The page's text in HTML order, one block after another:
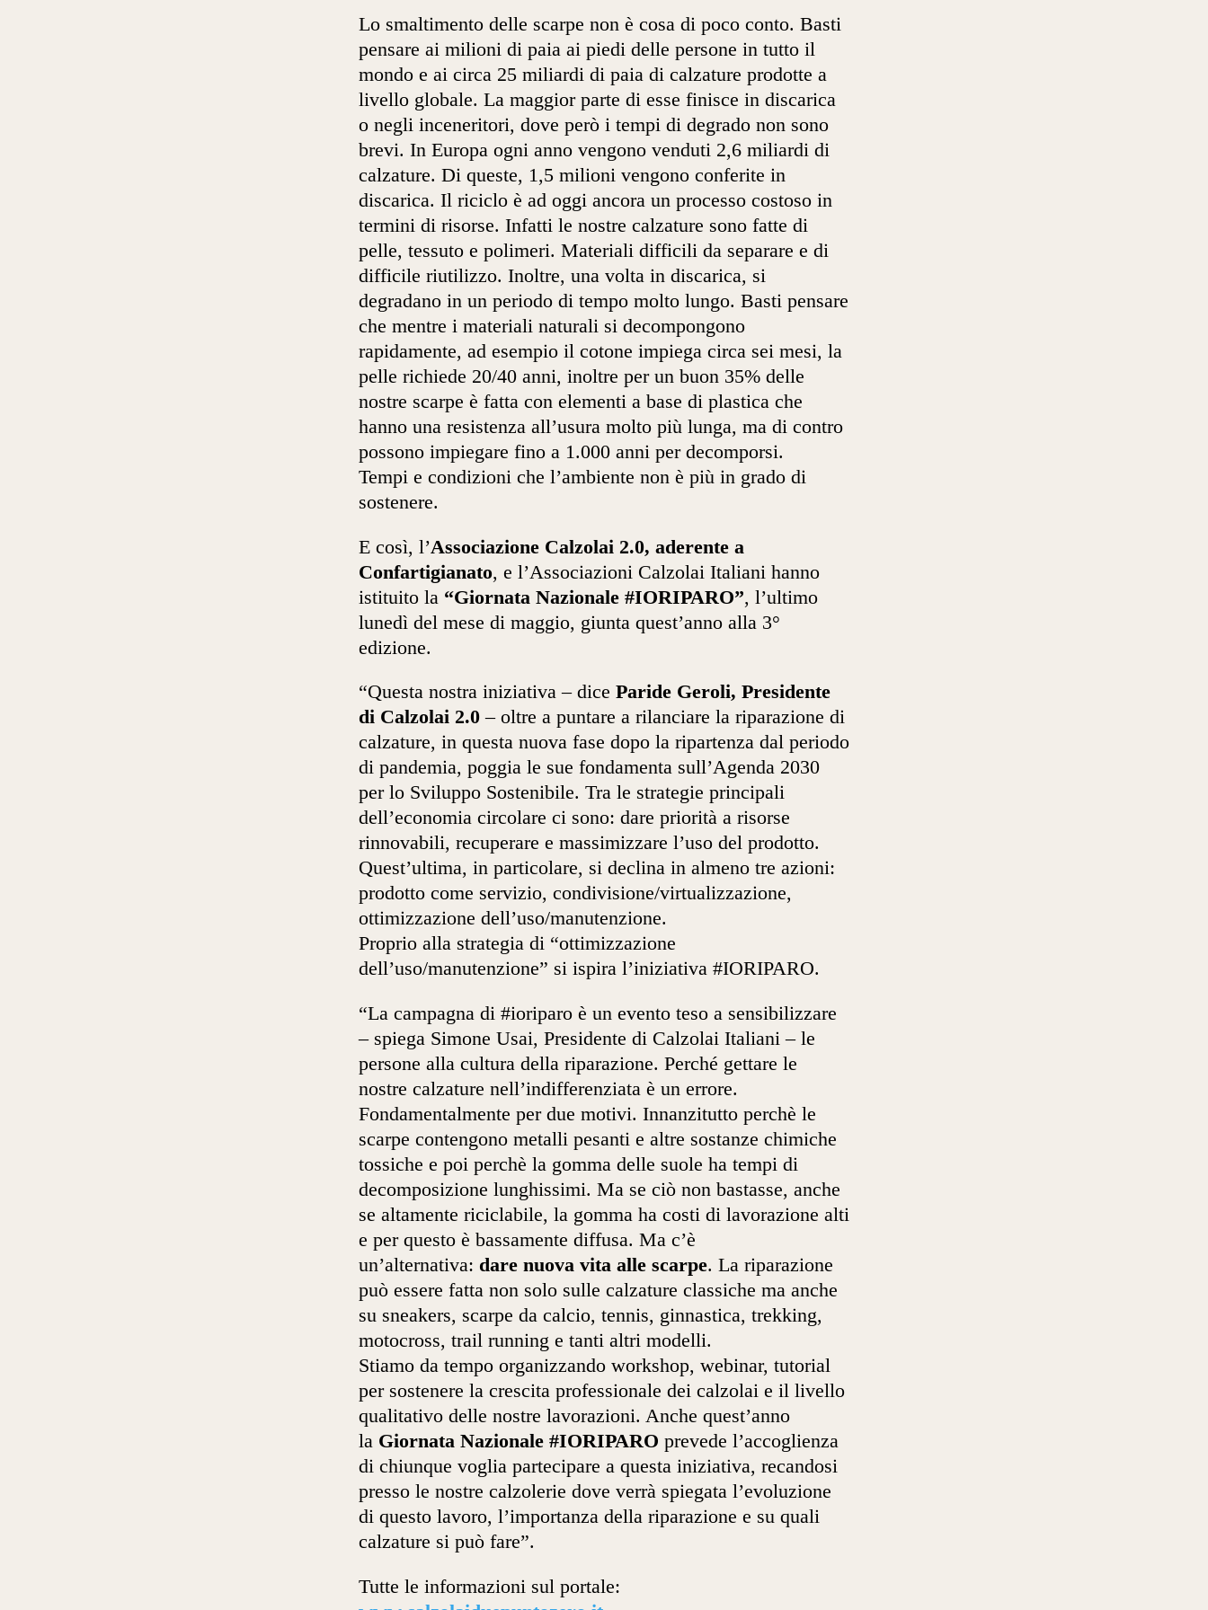
Lo smaltimento delle scarpe non è cosa di poco conto. Basti
pensare ai milioni di paia ai piedi delle persone in tutto il
mondo e ai circa 25 miliardi di paia di calzature prodotte a
livello globale. La maggior parte di esse finisce in discarica
o negli inceneritori, dove però i tempi di degrado non sono
brevi. In Europa ogni anno vengono venduti 2,6 miliardi di
calzature. Di queste, 1,5 milioni vengono conferite in
discarica. Il riciclo è ad oggi ancora un processo costoso in
termini di risorse. Infatti le nostre calzature sono fatte di
pelle, tessuto e polimeri. Materiali difficili da separare e di
difficile riutilizzo. Inoltre, una volta in discarica, si
degradano in un periodo di tempo molto lungo. Basti pensare
che mentre i materiali naturali si decompongono
rapidamente, ad esempio il cotone impiega circa sei mesi, la
pelle richiede 20/40 anni, inoltre per un buon 35% delle
nostre scarpe è fatta con elementi a base di plastica che
hanno una resistenza all’usura molto più lunga, ma di contro
possono impiegare fino a 1.000 anni per decomporsi.
Tempi e condizioni che l’ambiente non è più in grado di
sostenere.
E così, l’Associazione Calzolai 2.0, aderente a
Confartigianato, e l’Associazioni Calzolai Italiani hanno
istituito la “Giornata Nazionale #IORIPARO”, l’ultimo
lunedì del mese di maggio, giunta quest’anno alla 3°
edizione.
“Questa nostra iniziativa – dice Paride Geroli, Presidente
di Calzolai 2.0 – oltre a puntare a rilanciare la riparazione di
calzature, in questa nuova fase dopo la ripartenza dal periodo
di pandemia, poggia le sue fondamenta sull’Agenda 2030
per lo Sviluppo Sostenibile. Tra le strategie principali
dell’economia circolare ci sono: dare priorità a risorse
rinnovabili, recuperare e massimizzare l’uso del prodotto.
Quest’ultima, in particolare, si declina in almeno tre azioni:
prodotto come servizio, condivisione/virtualizzazione,
ottimizzazione dell’uso/manutenzione.
Proprio alla strategia di “ottimizzazione
dell’uso/manutenzione” si ispira l’iniziativa #IORIPARO.
“La campagna di #ioriparo è un evento teso a sensibilizzare
– spiega Simone Usai, Presidente di Calzolai Italiani – le
persone alla cultura della riparazione. Perché gettare le
nostre calzature nell’indifferenziata è un errore.
Fondamentalmente per due motivi. Innanzitutto perchè le
scarpe contengono metalli pesanti e altre sostanze chimiche
tossiche e poi perchè la gomma delle suole ha tempi di
decomposizione lunghissimi. Ma se ciò non bastasse, anche
se altamente riciclabile, la gomma ha costi di lavorazione alti
e per questo è bassamente diffusa. Ma c’è
un’alternativa: dare nuova vita alle scarpe. La riparazione
può essere fatta non solo sulle calzature classiche ma anche
su sneakers, scarpe da calcio, tennis, ginnastica, trekking,
motocross, trail running e tanti altri modelli.
Stiamo da tempo organizzando workshop, webinar, tutorial
per sostenere la crescita professionale dei calzolai e il livello
qualitativo delle nostre lavorazioni. Anche quest’anno
la Giornata Nazionale #IORIPARO prevede l’accoglienza
di chiunque voglia partecipare a questa iniziativa, recandosi
presso le nostre calzolerie dove verrà spiegata l’evoluzione
di questo lavoro, l’importanza della riparazione e su quali
calzature si può fare”.
Tutte le informazioni sul portale: